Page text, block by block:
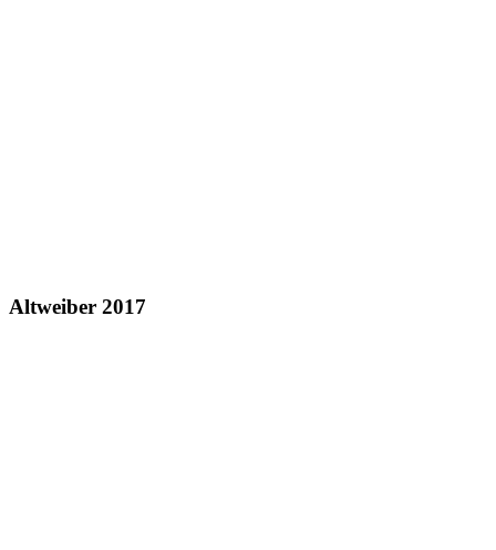
Altweiber 2017